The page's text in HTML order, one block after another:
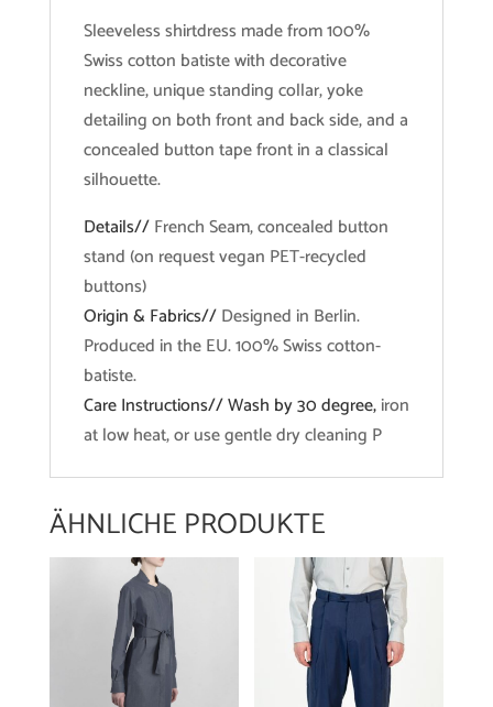
Sleeveless shirtdress made from 100%
Swiss cotton batiste with decorative
neckline, unique standing collar, yoke
detailing on both front and back side, and a
concealed button tape front in a classical
silhouette.
Details//French Seam, concealed button
stand (on request vegan PET-recycled
buttons)
Origin & Fabrics//Designed in Berlin.
Produced in the EU. 100% Swiss cotton-
batiste.
Care Instructions// Wash by 30 degree,iron
at low heat, or use gentle dry cleaning P
ÄHNLICHE PRODUKTE